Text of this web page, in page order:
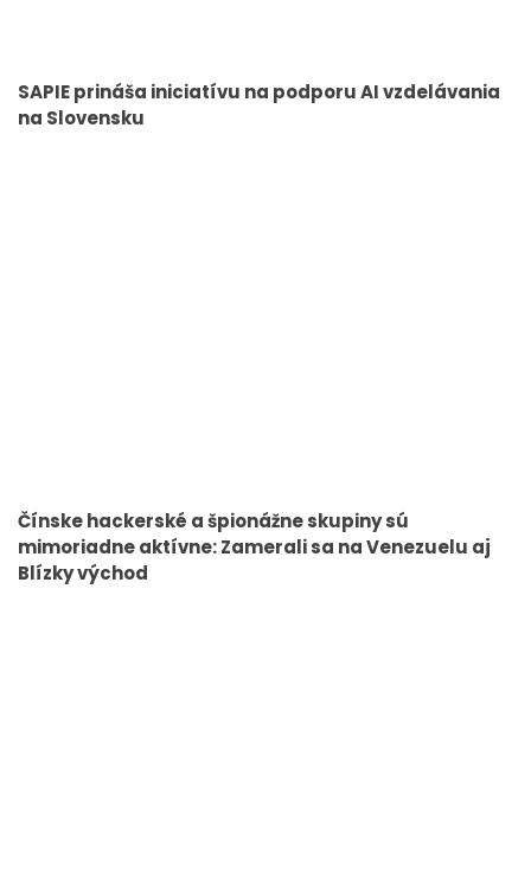
SAPIE prináša iniciatívu na podporu AI vzdelávania
na Slovensku
Čínske hackerské a špionážne skupiny sú
mimoriadne aktívne: Zamerali sa na Venezuelu aj
Blízky východ